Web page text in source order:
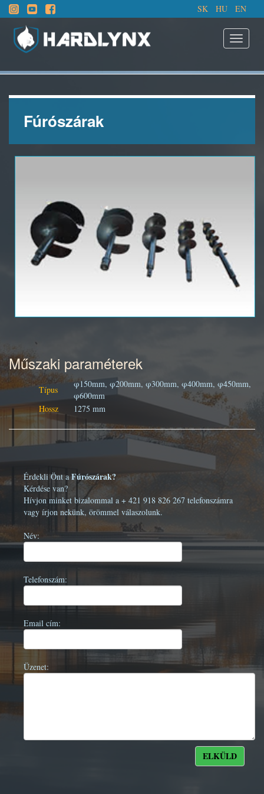
SK HU EN
Fúrószárak
Műszaki paraméterek
Típus
φ150mm, φ200mm, φ300mm, φ400mm, φ450mm,
φ600mm
Hossz
1275 mm
Érdekli Önt aFúrószárak?
Kérdése van?
Hívjon minket bizalommal a + 421 918 826 267 telefonszámra
vagy írjon nekünk, örömmel válaszolunk.
Név:
Telefonszám:
Email cím:
Üzenet: